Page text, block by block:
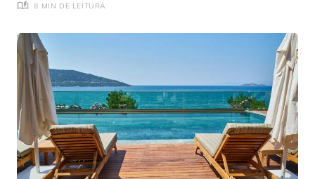
8 MIN DE LEITURA